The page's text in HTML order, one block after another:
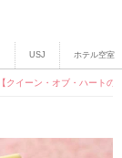
USJ ホテル空室
【クイーン・オブ・ハート